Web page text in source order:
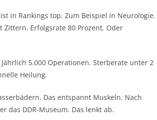
in Rankings top. Zum Beispiel in Neurologie.
Erfolgsrate 80 Prozent. Oder
5.000 Operationen. Sterberate unter 2
Heilung.
Das entspannt Muskeln. Nach
das DDR-Museum. Das lenkt ab.